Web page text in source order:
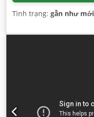
Tình trạng: gần như